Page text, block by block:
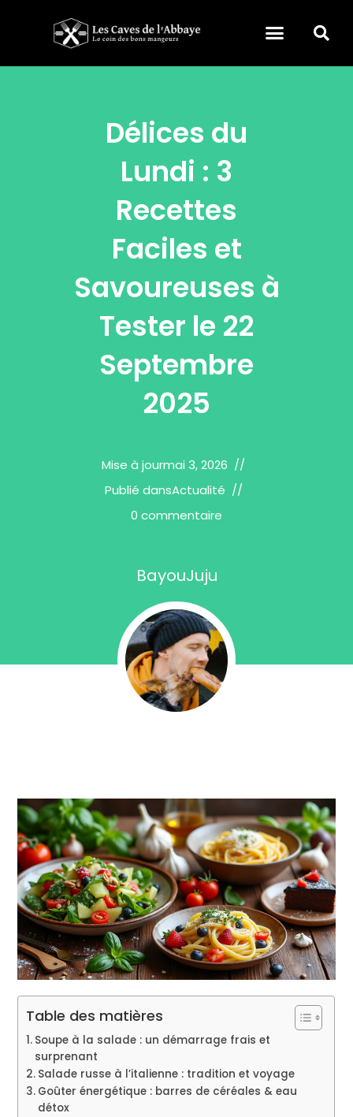
Délices du
Lundi : 3
Recettes
Faciles et
Savoureuses à
Tester le 22
Septembre
2025
Mise à jourmai 3, 2026
Publié dansActualité
0 commentaire
BayouJuju
Table des matières
Soupe à la salade : un démarrage frais et
surprenant
Salade russe à l’italienne : tradition et voyage
Goûter énergétique : barres de céréales & eau
détox